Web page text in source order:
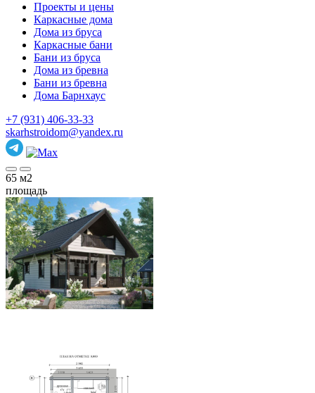
Проекты и цены
Каркасные дома
Дома из бруса
Каркасные бани
Бани из бруса
Дома из бревна
Бани из бревна
Дома Барнхаус
+7 (931) 406-33-33
skarhstroidom@yandex.ru
65 м2
площадь